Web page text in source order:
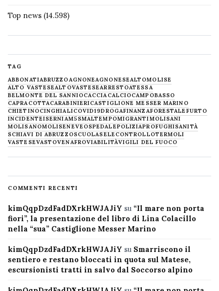
Top news (14.598)
TAG
ABBONATIABRUZZOAGNONEAGNONESEALTOMOLISE
ALTO VASTESEALTOVASTESEARRESTOATESSA
BELMONTE DEL SANNIOCACCIACALCIOCAMPOBASSO
CAPRACOTTACARABINIERICASTIGLIONE MESSER MARINO
CHIETINOCINGHIALICOVID19DROGAFINANZAFORESTALE FURTO
INCIDENTEISERNIAM5SMALTEMPOMIGRANTIMOLISANI
MOLISANOMOLISENEVE OSPEDALEPOLIZIAPROFUGHISANITÀ
SCHIAVI DI ABRUZZOSCUOLASELECONTROLLOTERMOLI
VASTESEVASTOVENAFROVIABILITÀVIGILI DEL FUOCO
COMMENTI RECENTI
kimQqpDzdFadDXrkHWJAJiY su “Il mare non porta
fiori”, la presentazione del libro di Lina Colacillo
nella “sua” Castiglione Messer Marino
kimQqpDzdFadDXrkHWJAJiY su Smarriscono il
sentiero e restano bloccati in quota sul Matese,
escursionisti tratti in salvo dal Soccorso alpino